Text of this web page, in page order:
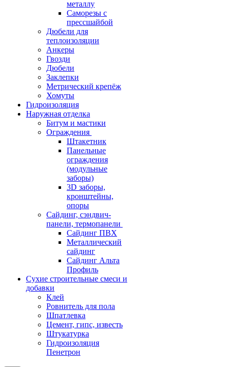
металлу
Саморезы с
прессшайбой
Дюбели для
теплоизоляции
Анкеры
Гвозди
Дюбели
Заклепки
Метрический крепёж
Хомуты
Гидроизоляция
Наружная отделка
Битум и мастики
Ограждения
Штакетник
Панельные
ограждения
(модульные
заборы)
3D заборы,
кронштейны,
опоры
Cайдинг, сэндвич-
панели, термопанели
Сайдинг ПВХ
Металлический
сайдинг
Сайдинг Альта
Профиль
Сухие строительные смеси и
добавки
Клей
Ровнитель для пола
Шпатлевка
Цемент, гипс, известь
Штукатурка
Гидроизоляция
Пенетрон